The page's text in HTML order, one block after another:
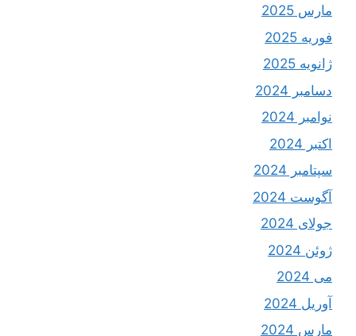
مارس 2025
فوریه 2025
ژانویه 2025
دسامبر 2024
نوامبر 2024
اکتبر 2024
سپتامبر 2024
آگوست 2024
جولای 2024
ژوئن 2024
می 2024
آوریل 2024
مارس 2024